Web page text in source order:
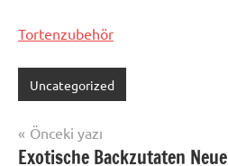
Tortenzubehör
Uncategorized
Yazı
Önceki yazı
Exotische Backzutaten Neue